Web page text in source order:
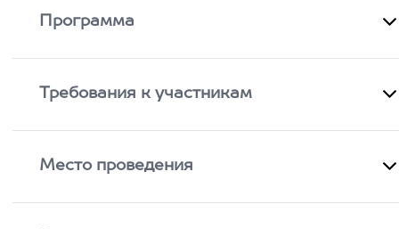
Программа
Требования к участникам
Место проведения